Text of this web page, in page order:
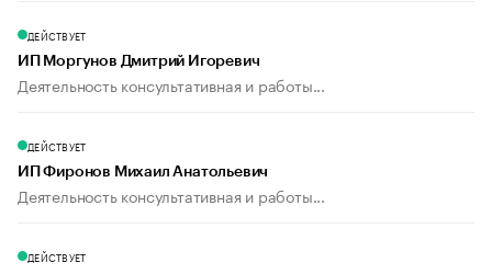
ДЕЙСТВУЕТ
ИП Моргунов Дмитрий Игоревич
Деятельность консультативная и работы...
ДЕЙСТВУЕТ
ИП Фиронов Михаил Анатольевич
Деятельность консультативная и работы...
ДЕЙСТВУЕТ